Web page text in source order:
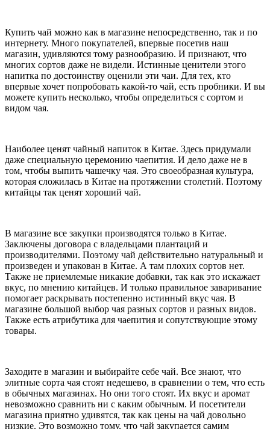
Купить чай можно как в магазине непосредственно, так и по
интернету. Много покупателей, впервые посетив наш
магазин, удивляются тому разнообразию. И признают, что
многих сортов даже не видели. Истинные ценители этого
напитка по достоинству оценили эти чаи. Для тех, кто
впервые хочет попробовать какой-то чай, есть пробники. И вы
можете купить несколько, чтобы определиться с сортом и
видом чая.
Наиболее ценят чайный напиток в Китае. Здесь придумали
даже специальную церемонию чаепития. И дело даже не в
том, чтобы выпить чашечку чая. Это своеобразная культура,
которая сложилась в Китае на протяжении столетий. Поэтому
китайцы так ценят хороший чай.
В магазине все закупки производятся только в Китае.
Заключены договора с владельцами плантаций и
производителями. Поэтому чай действительно натуральный и
произведен и упакован в Китае. А там плохих сортов нет.
Также не приемлемые никакие добавки, так как это искажает
вкус, по мнению китайцев. И только правильное заваривание
помогает раскрывать постепенно истинный вкус чая. В
магазине большой выбор чая разных сортов и разных видов.
Также есть атрибутика для чаепития и сопутствующие этому
товары.
Заходите в магазин и выбирайте себе чай. Все знают, что
элитные сорта чая стоят недешево, в сравнении о тем, что есть
в обычных магазинах. Но они того стоят. Их вкус и аромат
невозможно сравнить ни с каким обычным. И посетители
магазина приятно удивятся, так как цены на чай довольно
низкие. Это возможно тому, что чай закупается самим